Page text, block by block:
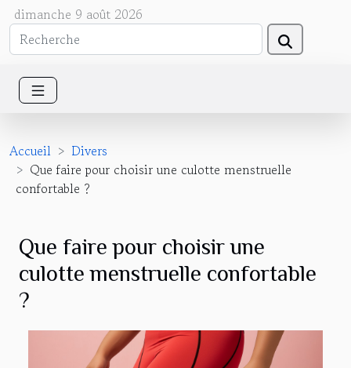
dimanche 9 août 2026
Accueil
Divers
Que faire pour choisir une culotte menstruelle
confortable ?
Que faire pour choisir une
culotte menstruelle confortable
?